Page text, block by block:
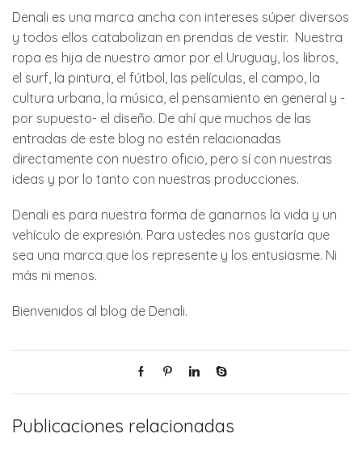
Denali es una marca ancha con intereses súper diversos
y todos ellos catabolizan en prendas de vestir. Nuestra
ropa es hija de nuestro amor por el Uruguay, los libros,
el surf, la pintura, el fútbol, las películas, el campo, la
cultura urbana, la música, el pensamiento en general y -
por supuesto- el diseño. De ahí que muchos de las
entradas de este blog no estén relacionadas
directamente con nuestro oficio, pero sí con nuestras
ideas y por lo tanto con nuestras producciones.
Denali es para nuestra forma de ganarnos la vida y un
vehículo de expresión. Para ustedes nos gustaría que
sea una marca que los represente y los entusiasme. Ni
más ni menos.
Bienvenidos al blog de Denali.
Publicaciones relacionadas